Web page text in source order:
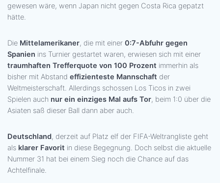
gewesen wäre, wenn Japan nicht gegen Costa Rica gepatzt
hätte.
Die Mittelamerikaner, die mit einer 0:7-Abfuhr gegen
Spanien ins Turnier gestartet waren, erwiesen sich mit einer
traumhaften Trefferquote von 100 Prozent immerhin als
bisher mit Abstand effizienteste Mannschaft der
Weltmeisterschaft. Allerdings schossen Los Ticos in zwei
Spielen auch nur ein einziges Mal aufs Tor, beim 1:0 über die
Asiaten saß dieser Ball dann aber auch.
Deutschland, derzeit auf Platz elf der FIFA-Weltrangliste geht
als klarer Favorit in diese Begegnung. Doch selbst die aktuelle
Nummer 31 hat bei einem Sieg noch die Chance auf das
Achtelfinale.